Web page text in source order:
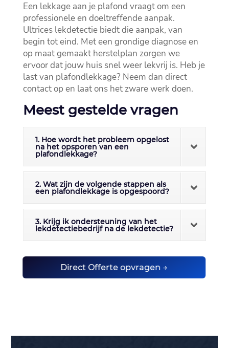
Een lekkage aan je plafond vraagt om een
professionele en doeltreffende aanpak.​
Ultrices lekdetectie biedt die aanpak, van
begin tot eind.​ Met een grondige diagnose en
op maat gemaakt herstelplan zorgen we
ervoor dat jouw huis snel weer lekvrij is.​ Heb je
last van plafondlekkage? Neem dan direct
contact op en laat ons het zware werk doen.​
Meest gestelde vragen
1. Hoe wordt het probleem opgelost
na het opsporen van een
plafondlekkage?
2. Wat zijn de volgende stappen als
een plafondlekkage is opgespoord?
3. Krijg ik ondersteuning van het
lekdetectiebedrijf na de lekdetectie?
Direct Offerte opvragen →